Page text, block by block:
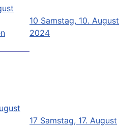
10 Samstag, 10. August
2024
17 Samstag, 17. August